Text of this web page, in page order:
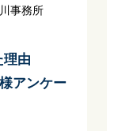
事務所
理由
アンケー